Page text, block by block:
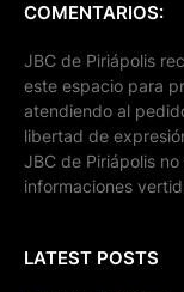
COMENTARIOS:
JBC de Piriápolis
este espacio para
atendiendo al
libertad de
JBC de Piriápolis
informaciones
LATEST POSTS